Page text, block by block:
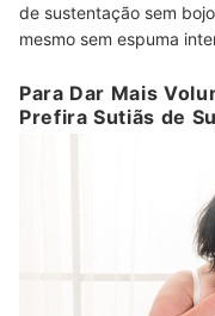
de sustentação sem
mesmo sem espuma
Para Dar Mais
Prefira Sutiãs de